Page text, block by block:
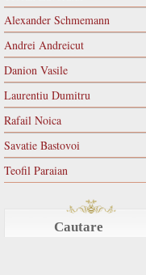
Alexander Schmemann
Andrei Andreicut
Danion Vasile
Laurentiu Dumitru
Rafail Noica
Savatie Bastovoi
Teofil Paraian
Cautare